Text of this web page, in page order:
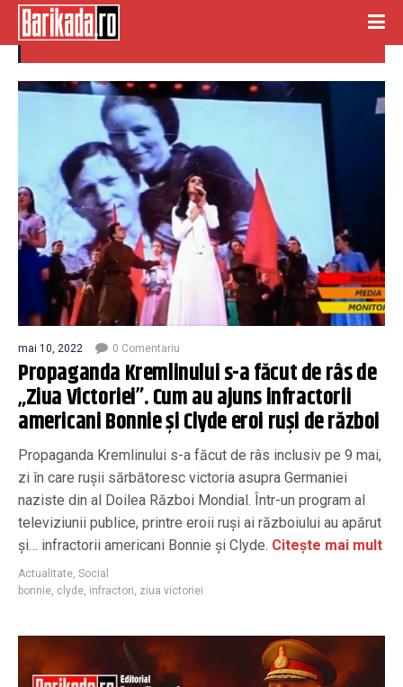
clyde
mai 10, 2022 0 Comentariu
Propaganda Kremlinului s-a făcut de râs de
„Ziua Victoriei”. Cum au ajuns infractorii
americani Bonnie și Clyde eroi ruși de război
Propaganda Kremlinului s-a făcut de râs inclusiv pe 9 mai,
zi în care rușii sărbătoresc victoria asupra Germaniei
naziste din al Doilea Război Mondial. Într-un program al
televiziunii publice, printre eroii ruși ai războiului au apărut
și… infractorii americani Bonnie și Clyde. Citește mai mult
Actualitate, Social
bonnie, clyde, infractori, ziua victoriei